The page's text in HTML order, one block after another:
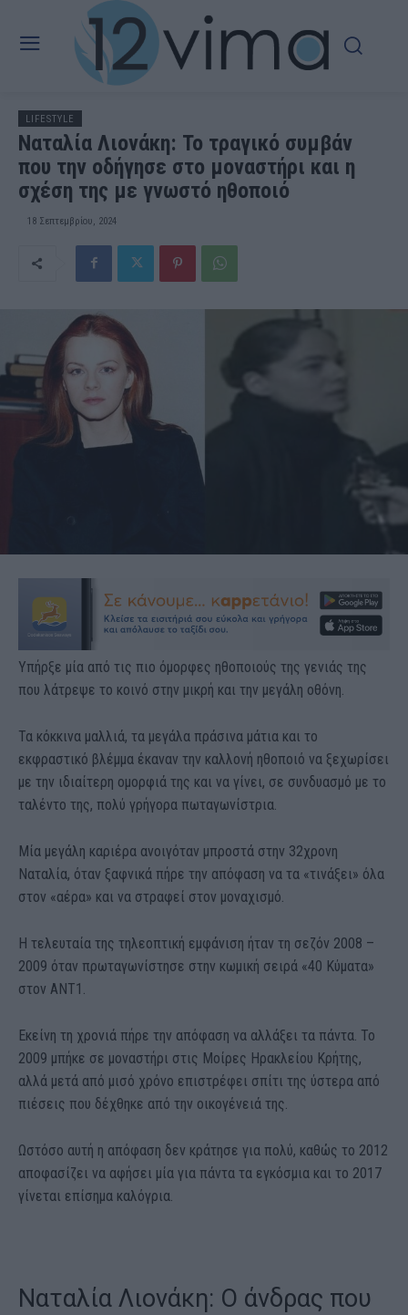
LIFESTYLE
Ναταλία Λιονάκη: Το τραγικό συμβάν
που την οδήγησε στο μοναστήρι και η
σχέση της με γνωστό ηθοποιό
18 Σεπτεμβρίου, 2024
Υπήρξε μία από τις πιο όμορφες ηθοποιούς της γενιάς της
που λάτρεψε το κοινό στην μικρή και την μεγάλη οθόνη.
Τα κόκκινα μαλλιά, τα μεγάλα πράσινα μάτια και το
εκφραστικό βλέμμα έκαναν την καλλονή ηθοποιό να ξεχωρίσει
με την ιδιαίτερη ομορφιά της και να γίνει, σε συνδυασμό με το
ταλέντο της, πολύ γρήγορα πωταγωνίστρια.
Μία μεγάλη καριέρα ανοιγόταν μπροστά στην 32χρονη
Ναταλία, όταν ξαφνικά πήρε την απόφαση να τα «τινάξει» όλα
στον «αέρα» και να στραφεί στον μοναχισμό.
Η τελευταία της τηλεοπτική εμφάνιση ήταν τη σεζόν 2008 –
2009 όταν πρωταγωνίστησε στην κωμική σειρά «40 Κύματα»
στον ANT1.
Εκείνη τη χρονιά πήρε την απόφαση να αλλάξει τα πάντα. Το
2009 μπήκε σε μοναστήρι στις Μοίρες Ηρακλείου Κρήτης,
αλλά μετά από μισό χρόνο επιστρέφει σπίτι της ύστερα από
πιέσεις που δέχθηκε από την οικογένειά της.
Ωστόσο αυτή η απόφαση δεν κράτησε για πολύ, καθώς το 2012
αποφασίζει να αφήσει μία για πάντα τα εγκόσμια και το 2017
γίνεται επίσημα καλόγρια.
Ναταλία Λιονάκη: Ο άνδρας που